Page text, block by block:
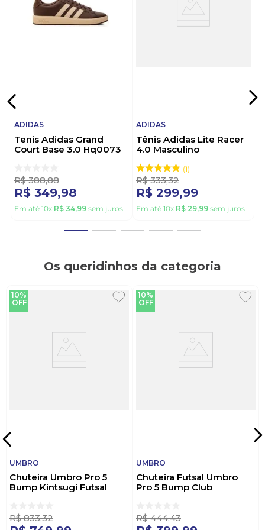
A empresa Adidas é pioneira no ramo de calçados
esportivos e/ou casuais, oferecendo um vasto
ADIDAS
Tenis Adidas Grand
Court Base 3.0 Hq0073
R$ 388,88
R$ 349,98
Em até 10x R$ 34,99 sem juros
ADIDAS
Tênis Adidas Lite Racer
4.0 Masculino
1
R$ 333,32
R$ 299,99
Em até 10x R$ 29,99 sem juros
Os queridinhos da categoria
10%
OFF
UMBRO
Chuteira Umbro Pro 5
Bump Kintsugi Futsal
R$ 833,32
10%
OFF
UMBRO
Chuteira Futsal Umbro
Pro 5 Bump Club
R$ 444,43